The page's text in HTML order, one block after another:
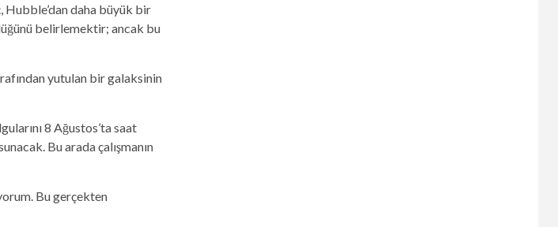
Hubble’dan daha büyük bir
belirlemektir; ancak bu
yutulan bir galaksinin
8 Ağustos’ta saat
Bu arada çalışmanın
Bu gerçekten